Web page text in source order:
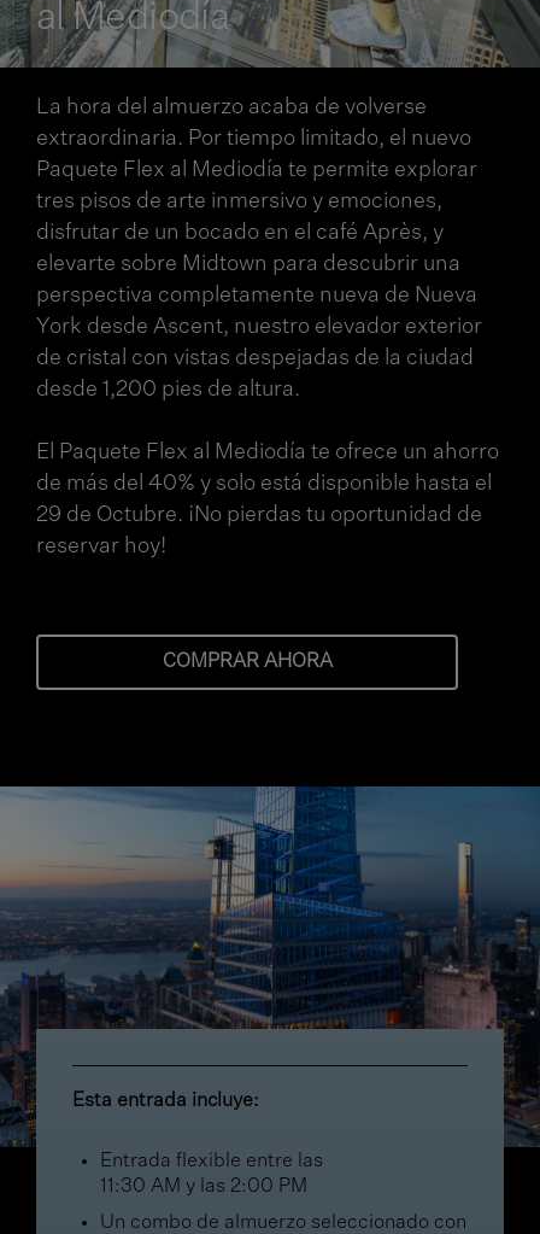
al Mediodía
La hora del almuerzo acaba de volverse
extraordinaria. Por tiempo limitado, el nuevo
Paquete Flex al Mediodía te permite explorar
tres pisos de arte inmersivo y emociones,
disfrutar de un bocado en el café Après, y
elevarte sobre Midtown para descubrir una
perspectiva completamente nueva de Nueva
York desde Ascent, nuestro elevador exterior
de cristal con vistas despejadas de la ciudad
desde 1,200 pies de altura.
El Paquete Flex al Mediodía te ofrece un ahorro
de más del 40% y solo está disponible hasta el
29 de Octubre. ¡No pierdas tu oportunidad de
reservar hoy!
COMPRAR AHORA
Esta entrada incluye:
Entrada flexible entre las
11:30 AM y las 2:00 PM
Un combo de almuerzo seleccionado con